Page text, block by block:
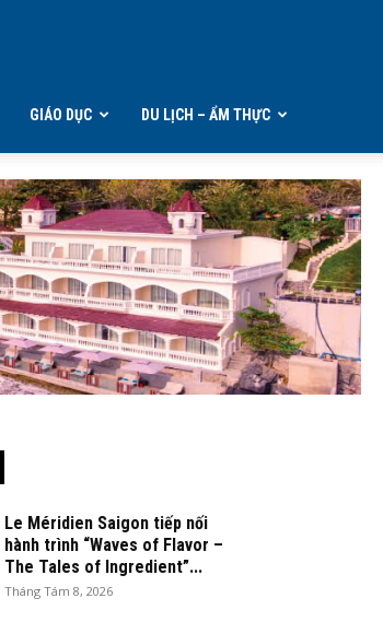
GIÁO DỤC DU LỊCH – ẨM THỰC
Le Méridien Saigon tiếp nối
hành trình “Waves of Flavor –
The Tales of Ingredient”...
Tháng Tám 8, 2026